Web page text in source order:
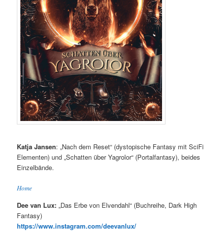
Katja Jansen: „Nach dem Reset“ (dystopische Fantasy mit SciFi
Elementen) und „Schatten über Yagrolor“ (Portalfantasy), beides
Einzelbände.
Home
Dee van Lux: „Das Erbe von Elvendahl“ (Buchreihe, Dark High
Fantasy)
https://www.instagram.com/deevanlux/